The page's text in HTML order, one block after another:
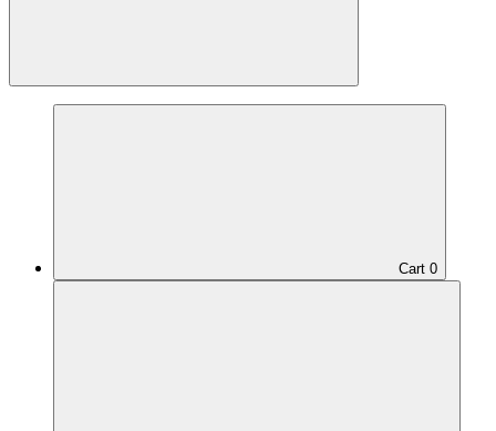
Cart 0